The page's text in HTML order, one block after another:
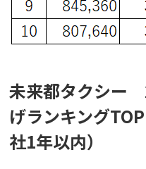
未来都タクシー
げランキング
社1年以内）